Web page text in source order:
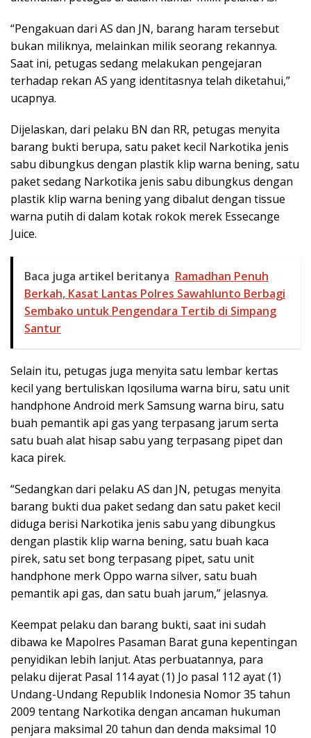
“Pengakuan dari AS dan JN, barang haram tersebut
bukan miliknya, melainkan milik seorang rekannya.
Saat ini, petugas sedang melakukan pengejaran
terhadap rekan AS yang identitasnya telah diketahui,”
ucapnya.
Dijelaskan, dari pelaku BN dan RR, petugas menyita
barang bukti berupa, satu paket kecil Narkotika jenis
sabu dibungkus dengan plastik klip warna bening, satu
paket sedang Narkotika jenis sabu dibungkus dengan
plastik klip warna bening yang dibalut dengan tissue
warna putih di dalam kotak rokok merek Essecange
Juice.
Baca juga artikel beritanya Ramadhan Penuh
Berkah, Kasat Lantas Polres Sawahlunto Berbagi
Sembako untuk Pengendara Tertib di Simpang
Santur
Selain itu, petugas juga menyita satu lembar kertas
kecil yang bertuliskan Iqosiluma warna biru, satu unit
handphone Android merk Samsung warna biru, satu
buah pemantik api gas yang terpasang jarum serta
satu buah alat hisap sabu yang terpasang pipet dan
kaca pirek.
“Sedangkan dari pelaku AS dan JN, petugas menyita
barang bukti dua paket sedang dan satu paket kecil
diduga berisi Narkotika jenis sabu yang dibungkus
dengan plastik klip warna bening, satu buah kaca
pirek, satu set bong terpasang pipet, satu unit
handphone merk Oppo warna silver, satu buah
pemantik api gas, dan satu buah jarum,” jelasnya.
Keempat pelaku dan barang bukti, saat ini sudah
dibawa ke Mapolres Pasaman Barat guna kepentingan
penyidikan lebih lanjut. Atas perbuatannya, para
pelaku dijerat Pasal 114 ayat (1) Jo pasal 112 ayat (1)
Undang-Undang Republik Indonesia Nomor 35 tahun
2009 tentang Narkotika dengan ancaman hukuman
penjara maksimal 20 tahun dan denda maksimal 10